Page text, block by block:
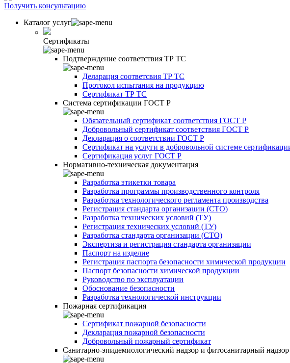
Получить консультацию
Каталог услуг
Сертификаты
Подтверждение соответствия ТР ТС
Деларация соответсвия ТР ТС
Протокол испытания на продукцию
Сертификат ТР ТС
Система сертификации ГОСТ Р
Обязательный сертификат соответствия ГОСТ Р
Добровольный сертификат соответствия ГОСТ Р
Декларация о соответствии ГОСТ Р
Сертификат на услуги в добровольной системе
Сертификация услуг ГОСТ Р
Нормативно-техническая документация
Разработка этикетки товара
Разработка программы производственного контроля
Разработка технологического регламента производства
Регистрация стандарта организации (СТО)
Разработка технических условий (ТУ)
Регистрация технических условий (ТУ)
Разработка стандарта организации (СТО)
Экспертиза и регистрация стандарта организации
Паспорт на изделие
Регистрация паспорта безопасности химической продукции
Паспорт безопасности химической продукции
Руководство по эксплуатации
Обоснование безопасности
Разработка технологической инструкции
Пожарная сертификация
Сертификат пожарной безопасности
Декларация пожарной безопасности
Добровольный пожарный сертификат
Санитарно-эпидемиологический надзор и фитосанитарный надзор